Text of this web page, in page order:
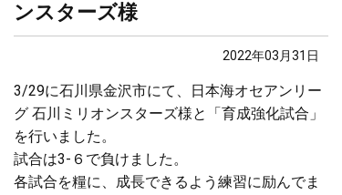
ンスターズ様
2022年03月31日
3/29に石川県金沢市にて、日本海オセアンリー
グ 石川ミリオンスターズ様と「育成強化試合」
を行いました。
試合は3-６で負けました。
各試合を糧に、成長できるよう練習に励んでま